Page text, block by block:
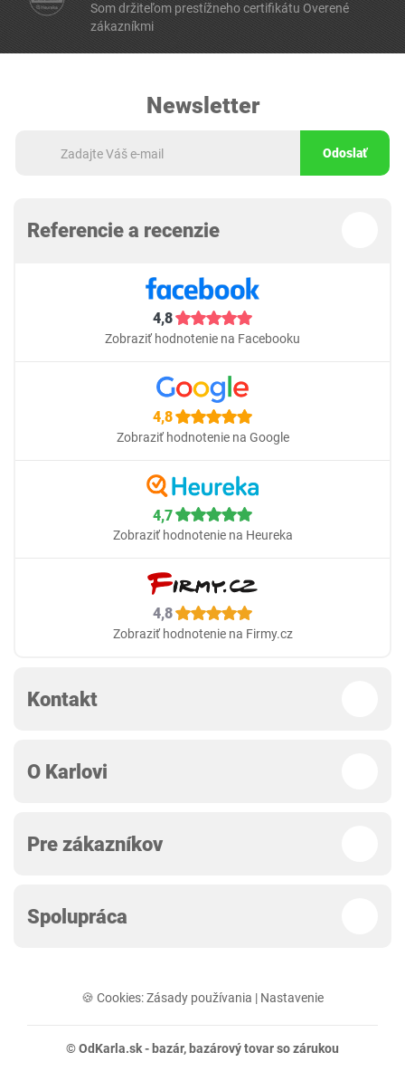
Som držiteľom prestížneho certifikátu Overené
zákazníkmi
Newsletter
Odoslať
Referencie a recenzie
4,8
Zobraziť hodnotenie na Facebooku
4,8
Zobraziť hodnotenie na Google
4,7
Zobraziť hodnotenie na Heureka
4,8
Zobraziť hodnotenie na Firmy.cz
Kontakt
O Karlovi
Pre zákazníkov
Spolupráca
🍪 Cookies:Zásady používania | Nastavenie
© OdKarla.sk - bazár, bazárový tovar so zárukou